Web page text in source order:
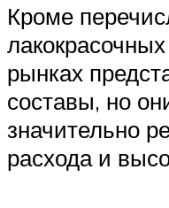
Кроме
рынках
составы, но
значительно
расхода и